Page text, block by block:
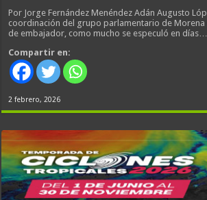
Por Jorge Fernández Menéndez Adán Augusto
coordinación del grupo parlamentario de Morena
de embajador, como mucho se especuló en días…
Compartir en:
2 febrero, 2026